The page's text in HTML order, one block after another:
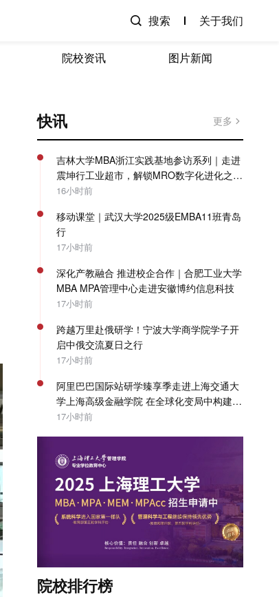
搜索 关于我们
院校资讯 图片新闻
快讯 更多
吉林大学MBA浙江实践基地参访系列｜走进
震坤行工业超市，解锁MRO数字化进化之
路！
16小时前
移动课堂｜武汉大学2025级EMBA11班青岛
行
17小时前
深化产教融合 推进校企合作｜合肥工业大学
MBA MPA管理中心走进安徽博约信息科技
17小时前
跨越万里赴俄研学！宁波大学商学院学子开
启中俄交流夏日之行
17小时前
阿里巴巴国际站研学臻享季走进上海交通大
学上海高级金融学院 在全球化变局中构建企
业出海系统能力 | SAIF动态
17小时前
院校排行榜